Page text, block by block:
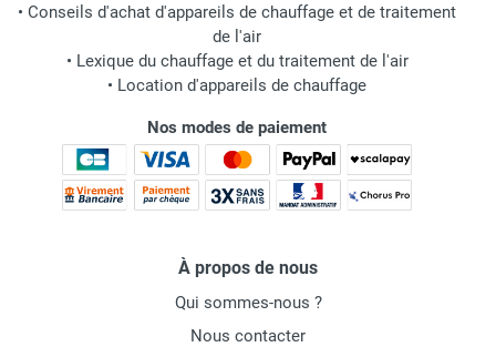
• Conseils d'achat d'appareils de chauffage et de traitement
de l'air
• Lexique du chauffage et du traitement de l'air
• Location d'appareils de chauffage
Nos modes de paiement
À propos de nous
Qui sommes-nous ?
Nous contacter